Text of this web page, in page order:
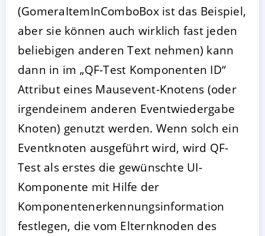
(GomeraItemInComboBox ist das Beispiel,
aber sie können auch wirklich fast jeden
beliebigen anderen Text nehmen) kann
dann in im „QF-Test Komponenten ID“
Attribut eines Mausevent-Knotens (oder
irgendeinem anderen Eventwiedergabe
Knoten) genutzt werden. Wenn solch ein
Eventknoten ausgeführt wird, wird QF-
Test als erstes die gewünschte UI-
Komponente mit Hilfe der
Komponentenerkennungsinformation
festlegen, die vom Elternknoden des